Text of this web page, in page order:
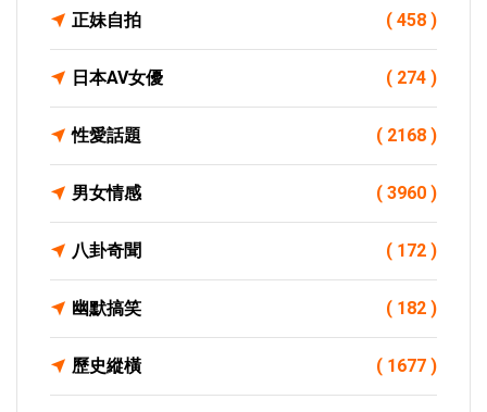
正妹自拍 ( 458 )
日本AV女優 ( 274 )
性愛話題 ( 2168 )
男女情感 ( 3960 )
八卦奇聞 ( 172 )
幽默搞笑 ( 182 )
歷史縱橫 ( 1677 )